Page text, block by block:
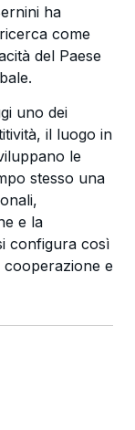
ha
come
del Paese
uno dei
il luogo in
le
stesso una
e la
configura così
e